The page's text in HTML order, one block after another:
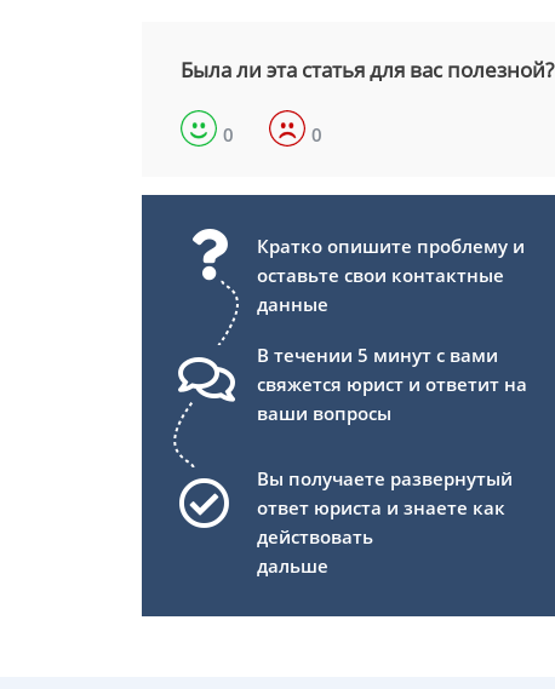
Была ли эта статья для вас полезной?
0 0
Кратко опишите проблему и
оставьте свои контактные
данные
В течении 5 минут с вами
свяжется юрист и ответит на
ваши вопросы
Вы получаете развернутый
ответ юриста и знаете как
действовать
дальше